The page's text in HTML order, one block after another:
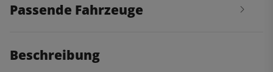
Passende Fahrzeuge
Beschreibung